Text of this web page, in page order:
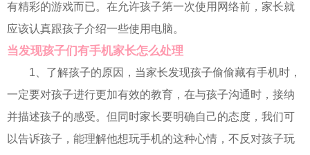
有精彩的游戏而已。在允许孩子第一次使用网络前，家长就
应该认真跟孩子介绍一些使用电脑。
当发现孩子们有手机家长怎么处理
1、了解孩子的原因，当家长发现孩子偷偷藏有手机时，
一定要对孩子进行更加有效的教育，在与孩子沟通时，接纳
并描述孩子的感受。但同时家长要明确自己的态度，我们可
以告诉孩子，能理解他想玩手机的这种心情，不反对孩子玩